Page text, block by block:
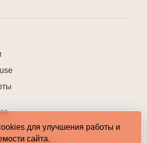
для улучшения работы и
сайта.